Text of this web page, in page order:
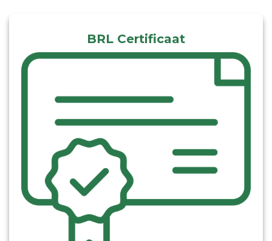
BRL Certificaat